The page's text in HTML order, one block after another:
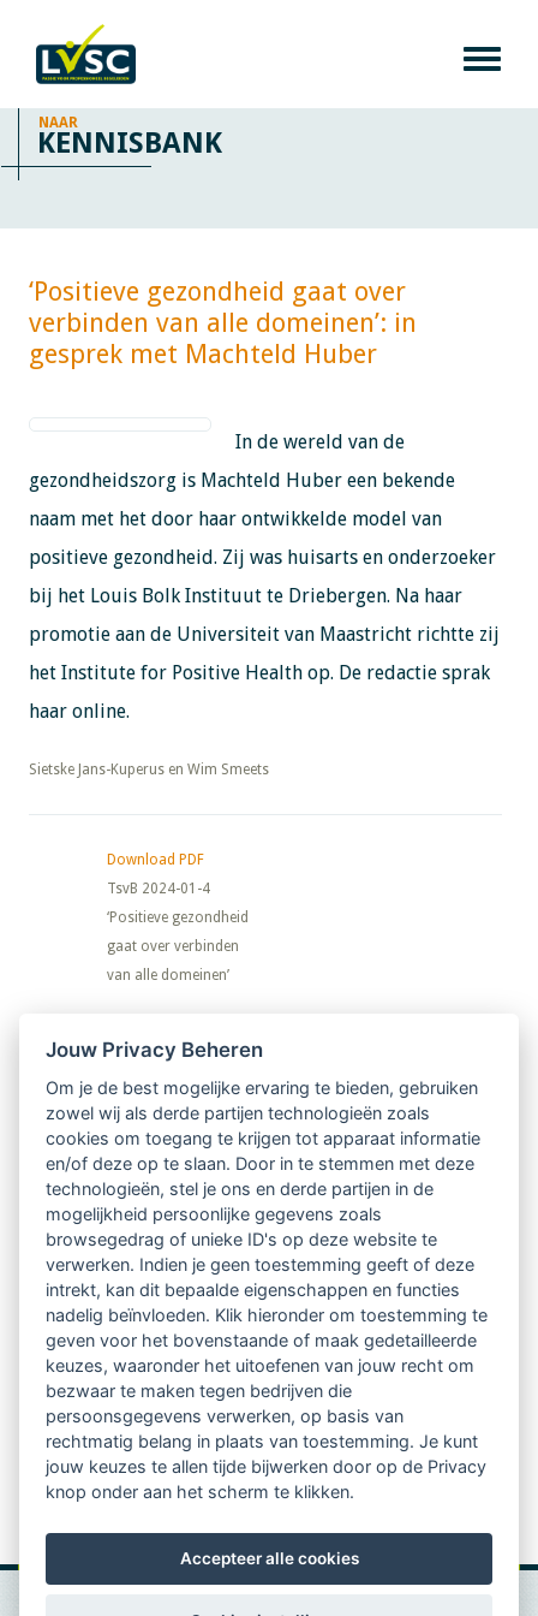
NAAR
KENNISBANK
‘Positieve gezondheid gaat over
verbinden van alle domeinen’: in
gesprek met Machteld Huber​​​​​​
In de wereld van de
gezondheidszorg is Machteld Huber een bekende
naam met het door haar ontwikkelde model van
positieve gezondheid. Zij was huisarts en onderzoeker
bij het Louis Bolk Instituut te Driebergen. Na haar
promotie aan de Universiteit van Maastricht richtte zij
het Institute for Positive Health op. De redactie sprak
haar online.
​​​​​​​Sietske Jans-Kuperus en Wim Smeets
Download PDF
TsvB 2024-01-4
‘Positieve gezondheid
gaat over verbinden
van alle domeinen’
Nieuwsbrief
Ontvang 10 x per jaar de LVSC-
relatienieuwsbrief met o.a.:
vrij toegankelijke TsvB-artikelen
nieuws op het vlak van professioneel
begeleiden
informatie over LVSC-activiteiten
Aanmelden nieuwsbrief
Jouw Privacy Beheren
Om je de best mogelijke ervaring te bieden, gebruiken
zowel wij als derde partijen technologieën zoals
cookies om toegang te krijgen tot apparaat informatie
en/of deze op te slaan. Door in te stemmen met deze
technologieën, stel je ons en derde partijen in de
mogelijkheid persoonlijke gegevens zoals
browsegedrag of unieke ID's op deze website te
verwerken. Indien je geen toestemming geeft of deze
intrekt, kan dit bepaalde eigenschappen en functies
nadelig beïnvloeden. Klik hieronder om toestemming te
geven voor het bovenstaande of maak gedetailleerde
keuzes, waaronder het uitoefenen van jouw recht om
bezwaar te maken tegen bedrijven die
persoonsgegevens verwerken, op basis van
rechtmatig belang in plaats van toestemming. Je kunt
jouw keuzes te allen tijde bijwerken door op de Privacy
knop onder aan het scherm te klikken.
Accepteer alle cookies